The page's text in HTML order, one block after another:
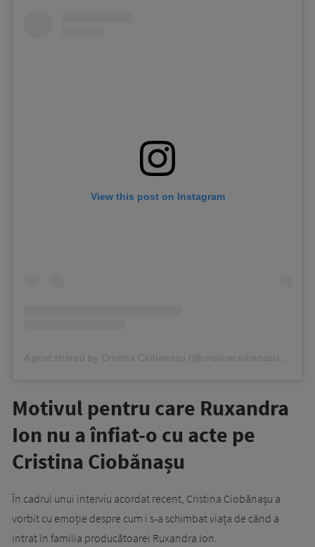
View this post on Instagram
A post shared by Cristina Ciobanasu (@cristinaciobanasu_oficial)
Motivul pentru care Ruxandra
Ion nu a înfiat-o cu acte pe
Cristina Ciobănașu
În cadrul unui interviu acordat recent, Cristina Ciobănașu a
vorbit cu emoție despre cum i s-a schimbat viața de când a
intrat în familia producătoarei Ruxandra Ion.